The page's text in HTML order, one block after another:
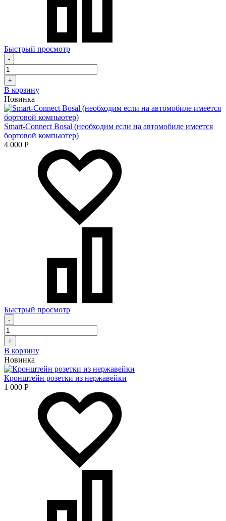
Быстрый просмотр
-
+
В корзину
Новинка
Smart-Connect Bosal (необходим если на автомобиле имеется
бортовой компьютер)
4 000 Р
Быстрый просмотр
-
+
В корзину
Новинка
Кронштейн розетки из нержавейки
1 000 Р